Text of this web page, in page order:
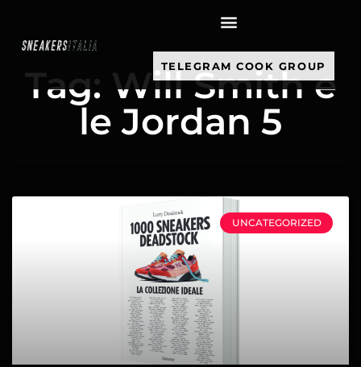
TELEGRAM COOK GROUP
Tag: Will Smith e
le Jordan 5
UNCATEGORIZED